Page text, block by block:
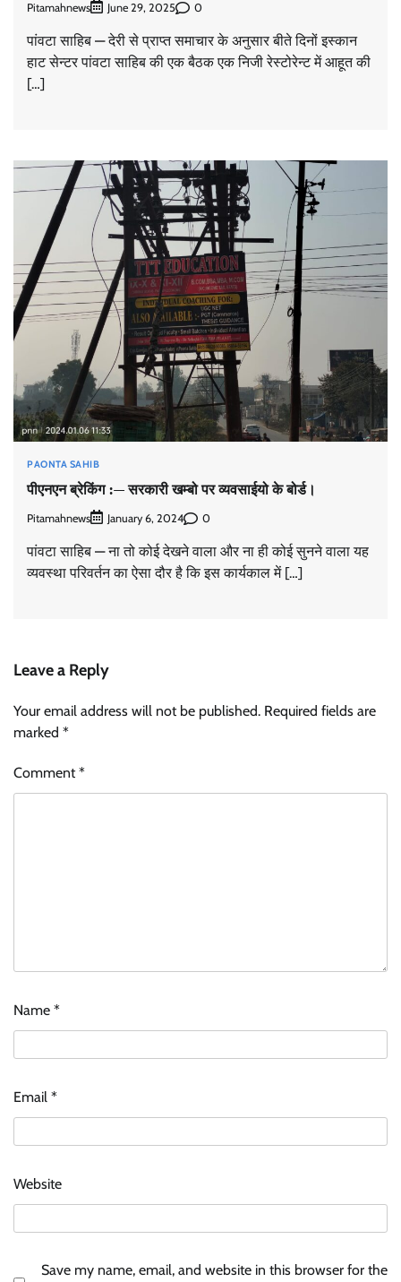
Pitamahnews June 29, 2025 0
पांवटा साहिब — देरी से प्राप्त समाचार के अनुसार बीते दिनों इस्कान
हाट सेन्टर पांवटा साहिब की एक बैठक एक निजी रेस्टोरेन्ट में आहूत की
[…]
PAONTA SAHIB
पीएनएन ब्रेकिंग :— सरकारी खम्बो पर व्यवसाईयो के बोर्ड।
Pitamahnews January 6, 2024 0
पांवटा साहिब — ना तो कोई देखने वाला और ना ही कोई सुनने वाला यह
व्यवस्था परिवर्तन का ऐसा दौर है कि इस कार्यकाल में […]
Leave a Reply
Your email address will not be published. Required fields are
marked *
Comment*
Name *
Email *
Website
Save my name, email, and website in this browser for the